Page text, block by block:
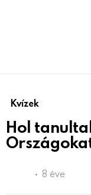
Kvízek
Hol
8 éve